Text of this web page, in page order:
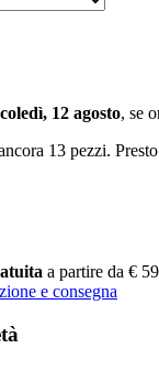
12 agosto, se
13 pezzi.
a partire da €
e consegna